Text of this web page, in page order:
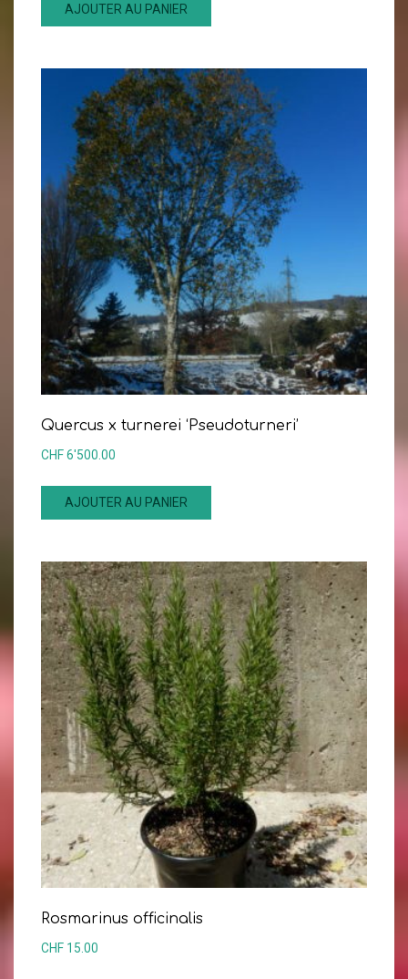
AJOUTER AU PANIER
Quercus x turnerei ‘Pseudoturneri’
CHF6'500.00
AJOUTER AU PANIER
Rosmarinus officinalis
CHF 15.00